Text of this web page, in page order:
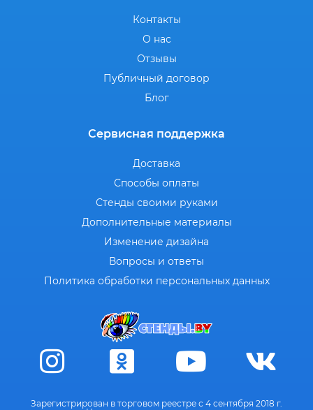
Контакты
О нас
Отзывы
Публичный договор
Блог
Сервисная поддержка
Доставка
Способы оплаты
Стенды своими руками
Дополнительные материалы
Изменение дизайна
Вопросы и ответы
Политика обработки персональных данных
Зарегистрирован в торговом реестре с 4 сентября 2018 г.